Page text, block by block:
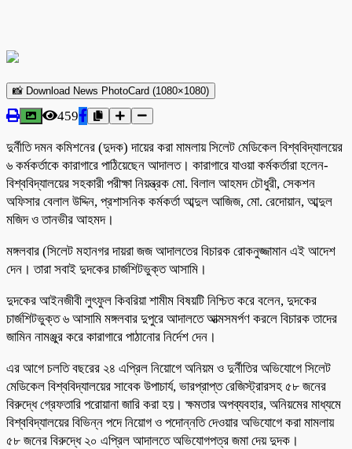
📸 Download News PhotoCard (1080×1080)
459
দুর্নীতি দমন কমিশনের (দুদক) দায়ের করা মামলায় সিলেট মেডিকেল বিশ্ববিদ্যালয়ের
৬ কর্মকর্তাকে কারাগারে পাঠিয়েছেন আদালত। কারাগারে যাওয়া কর্মকর্তারা হলেন-
বিশ্ববিদ্যালয়ের সহকারী পরীক্ষা নিয়ন্ত্রক মো. বিলাল আহমদ চৌধুরী, সেকশন
অফিসার বেলাল উদ্দিন, প্রশাসনিক কর্মকর্তা আব্দুল আজিজ, মো. রেদোয়ান, আব্দুল
মজিদ ও তানভীর আহমদ।
মঙ্গলবার (সিলেট মহানগর দায়রা জজ আদালতের বিচারক রোকনুজ্জামান এই আদেশ
দেন। তারা সবাই দুদকের চার্জশিটভুক্ত আসামি।
দুদকের আইনজীবী লুৎফুল কিবরিয়া শামীম বিষয়টি নিশ্চিত করে বলেন, দুদকের
চার্জশিটভুক্ত ৬ আসামি মঙ্গলবার দুপুরে আদালতে আত্মসমর্পণ করলে বিচারক তাদের
জামিন নামঞ্জুর করে কারাগারে পাঠানোর নির্দেশ দেন।
এর আগে চলতি বছরের ২৪ এপ্রিল নিয়োগে অনিয়ম ও দুর্নীতির অভিযোগে সিলেট
মেডিকেল বিশ্ববিদ্যালয়ের সাবেক উপাচার্য, ভারপ্রাপ্ত রেজিস্ট্রারসহ ৫৮ জনের
বিরুদ্ধে গ্রেফতারি পরোয়ানা জারি করা হয়। ক্ষমতার অপব্যবহার, অনিয়মের মাধ্যমে
বিশ্ববিদ্যালয়ের বিভিন্ন পদে নিয়োগ ও পদোন্নতি দেওয়ার অভিযোগে করা মামলায়
৫৮ জনের বিরুদ্ধে ২০ এপ্রিল আদালতে অভিযোগপত্র জমা দেয় দুদক।